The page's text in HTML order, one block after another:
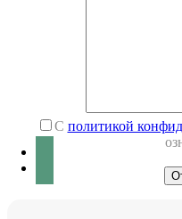
С политикой